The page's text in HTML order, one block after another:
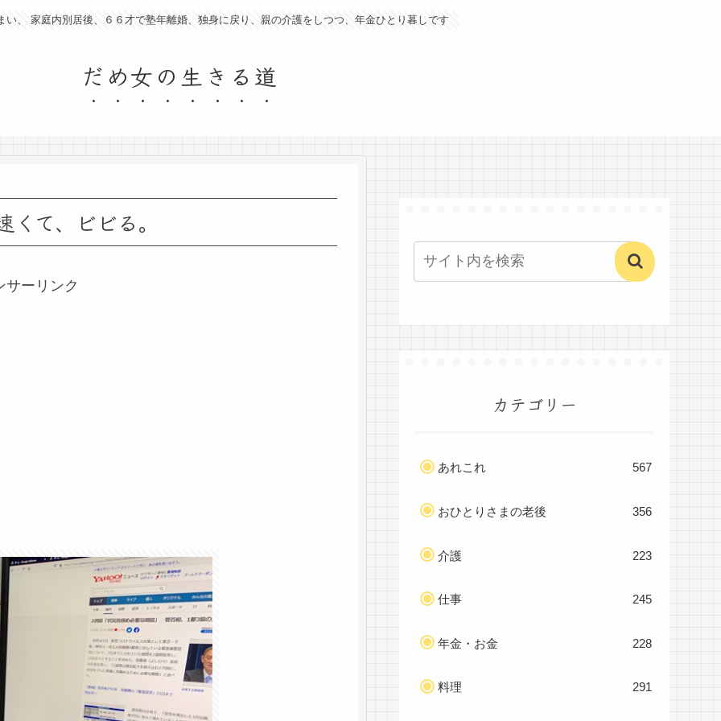
い、 家庭内別居後、６６才で塾年離婚、独身に戻り、親の介護をしつつ、年金ひとり暮しです
だめ女の生きる道
て、ビビる。
サーリンク
カテゴリー
あれこれ 567
おひとりさまの老後 356
介護 223
仕事 245
年金・お金 228
料理 291